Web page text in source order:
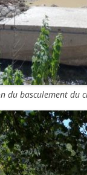
du basculement